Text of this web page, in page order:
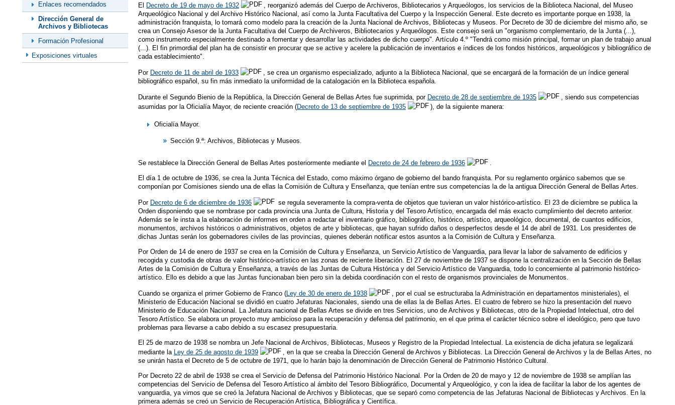
Enlaces recomendados
Dirección General de
Archivos y Bibliotecas
Formación Profesional
Exposiciones virtuales
El Decreto de 19 de mayo de 1932
, reorganizó además del Cuerpo de Archiveros, Bibliotecarios y Arqueólogos, los servicios de la Biblioteca Nacional, del Museo
Arqueológico Nacional y del Archivo Histórico Nacional, así como la Junta Facultativa del Cuerpo y la Inspección General. Este decreto es importante porque en 1938, la
administración franquista, lo tomará como modelo para la creación de la Junta Nacional de Archivos, Bibliotecas y Museos. Por Decreto de 30 de diciembre del mismo año, se
crea un Consejo Asesor de la Junta Facultativa del Cuerpo de Archiveros, Bibliotecarios y Arqueólogos. Este consejo será un "organismo complementario, de la Junta (...),
como instrumento especialmente destinado a fomentar y desarrollar las actividades de dicho cuerpo". Artículo 4.º "Tendrá como misión principal, formar un plan de trabajo anual
(...). El fin primordial del plan ha de consistir en procurar que se active y acelere la publicación de inventarios e índices de los fondos históricos, arqueológicos y bibliográfico de
cada establecimiento".
Por Decreto de 11 de abril de 1933
, se crea un organismo especializado, adjunto a la Biblioteca Nacional, que se encargará de la formación de un índice general
bibliográfico español, su fin más inmediato la uniformidad de la catalogación en la Biblioteca española.
Durante el Segundo Bienio de la República, la Dirección General de Bellas Artes fue suprimida, por Decreto de 28 de septiembre de 1935
, siendo sus competencias
asumidas por la Oficialía Mayor, de reciente creación (Decreto de 13 de septiembre de 1935 ), de la siguiente manera:
Oficialía Mayor.
Sección 9.ª: Archivos, Bibliotecas y Museos.
Se restablece la Dirección General de Bellas Artes posteriormente mediante el Decreto de 24 de febrero de 1936
.
El día 1 de octubre de 1936, se crea la Junta Técnica del Estado, como máximo órgano de gobierno del bando franquista. Por su reglamento orgánico sabemos que se
componían por Comisiones siendo una de ellas la Comisión de Cultura y Enseñanza, que tenían entre sus competencias la de la antigua Dirección General de Bellas Artes.
Por Decreto de 6 de diciembre de 1936
se regula severamente la compra-venta de objetos que tuvieran un valor histórico-artístico. El 23 de diciembre se publica la
Orden disponiendo que se nombrase por cada provincia una Junta de Cultura, Historia y del Tesoro Artístico, encargada del más exacto cumplimiento del decreto anterior.
Además se le insta a la elaboración de informes en orden a redactar el inventario gráfico, bibliográfico, histórico, artístico, arqueológico, documental, de cuantos edificios,
monumentos, archivos históricos o administrativos, objetos de arte y bibliotecas, que hayan sufrido daños o desperfectos desde el 14 de abril de 1931. Los presidentes de
dichas Juntas serán los gobernadores civiles de las provincias, quienes deberán notificar estos asuntos a la Comisión de Cultura y Enseñanza.
Por Orden de 14 de enero de 1937 se crea en la Comisión de Cultura y Enseñanza, un Servicio Artístico de Vanguardia, para llevar la labor de salvamento de edificios y
recogida y custodia de obras de valor histórico-artístico en las zonas de reciente liberación. El 27 de noviembre de 1937 se dispone la centralización en la Sección de Bellas
Artes de la Comisión de Cultura y Enseñanza, a través de las Juntas de Cultura Histórica y del Servicio Artístico de Vanguardia, todo lo concerniente al patrimonio histórico-
artístico. Ello es debido a que las Juntas funcionaban bien pero sin la debida coordinación con el resto de organismos provinciales de Monumentos.
Cuando se organiza el primer Gobierno de Franco (Ley de 30 de enero de 1938
, por el cual se estructuraba la Administración en departamentos ministeriales), el
Ministerio de Educación Nacional se dividió en cuatro Jefaturas Nacionales, siendo una de ellas la de Bellas Artes. El cuatro de febrero se hizo la presentación del nuevo
Ministerio de Educación Nacional. La Jefatura nacional de Bellas Artes se divide en tres Servicios, uno de Archivos y Bibliotecas, otro de la Propiedad Intelectual, otro del
Tesoro Artístico. Se elabora un proyecto muy ambicioso para la recuperación y defensa del patrimonio, en el que prima el carácter técnico sobre el ideológico, pero que tuvo
problemas para llevarse a cabo debido a su escasez presupuestaria.
El 25 de marzo de 1938 se nombra un Jefe Nacional de Archivos, Bibliotecas, Museos y Registro de la Propiedad Intelectual. La existencia de dicha jefatura se legalizará
mediante la Ley de 25 de agosto de 1939
, en la que se creaba la Dirección General de Archivos y Bibliotecas. La Dirección General de Archivos y la de Bellas Artes, no
se unirán hasta el Decreto de 5 de octubre de 1971, que lo harán bajo la denominación de Dirección General de Patrimonio Histórico Cultural.
Por Decreto 22 de abril de 1938 se crea el Servicio de Defensa del Patrimonio Histórico Nacional. Por la Orden de 20 de mayo y 12 de noviembre de 1938 se amplían las
competencias del Servicio de Defensa del Tesoro Artístico al ámbito del Tesoro Bibliográfico, Documental y Arqueológico, y con la idea de facilitar la labor de los agentes de
vanguardia, ya vimos que se creó la Jefatura Nacional de Archivos y Bibliotecas, que se separó como competencia de las Jefaturas Nacional de Bibliotecas y Archivos. En la
primera además se creó un Servicio de Recuperación Artística, Bibliográfica y Científica.